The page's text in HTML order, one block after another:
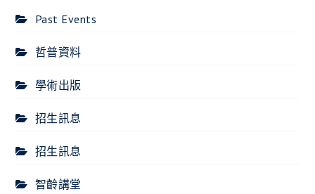
Past Events
哲普資料
學術出版
招生訊息
招生訊息
智齡講堂